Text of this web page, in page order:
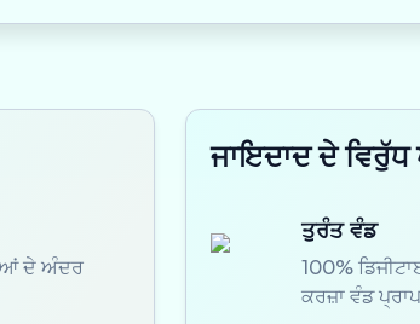
ਦੇ ਅੰਦਰ
ਜਾਇਦਾਦ ਦੇ
ਤੁਰੰਤ ਵੰਡ
100%
ਕਰਜ਼ਾ ਵੰਡ